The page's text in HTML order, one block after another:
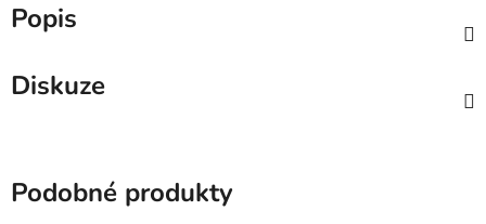
Popis
Diskuze
Podobné produkty